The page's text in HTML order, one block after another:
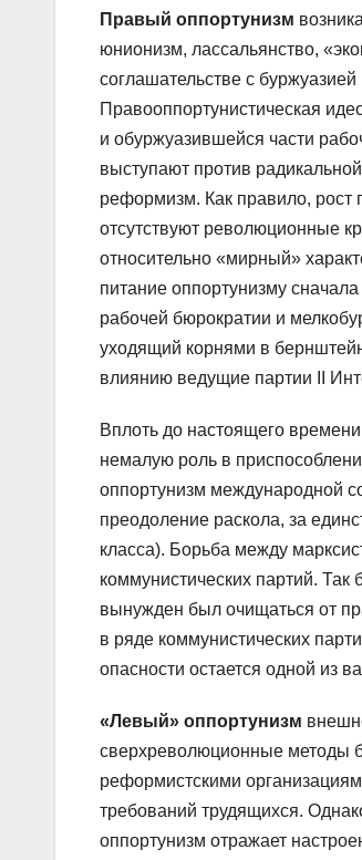
Правый оппортунизм
юнионизм, лассальянство,
соглашательстве с
Правооппортунистическая
и обуржуазившейся части
выступают против
реформизм. Как правило, рост
отсутствуют революционные
относительно «мирный»
питание оппортунизму
рабочей бюрократии и
уходящий корнями в
влиянию ведущие партии II
Вплоть до настоящего
немалую роль в
оппортунизм международной
преодоление раскола, за
класса). Борьба между
коммунистических партий. Так
вынужден был очищаться от
в ряде коммунистических
опасности остается одной из
«Левый» оппортунизм
сверхреволюционные методы
реформистскими
требований трудящихся.
оппортунизм отражает